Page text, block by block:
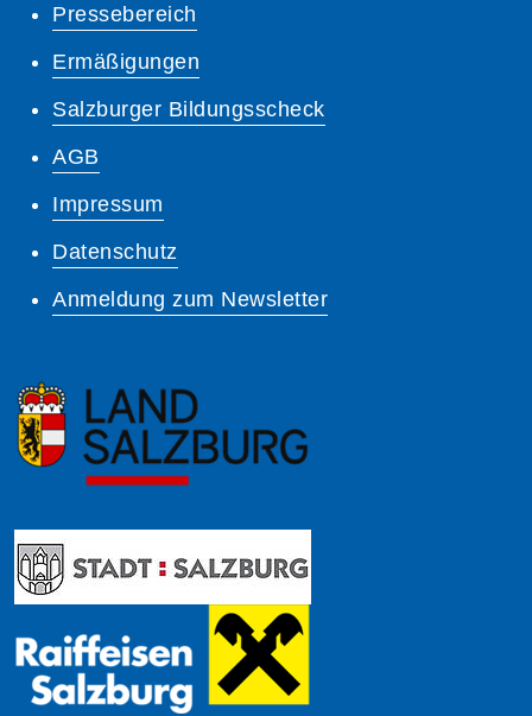
Pressebereich
Ermäßigungen
Salzburger Bildungsscheck
AGB
Impressum
Datenschutz
Anmeldung zum Newsletter